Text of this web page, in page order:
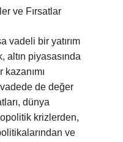
ve Fırsatlar
vadeli bir yatırım
altın piyasasında
de değer
dünya
krizlerden,
ve